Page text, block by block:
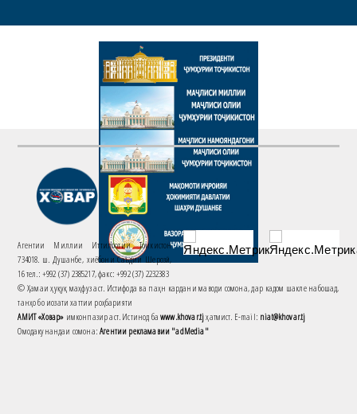
Агентии Миллии Иттилоотии Тоҷикистон
734018. ш. Душанбе, хиёбони Саъдии Шерозӣ,
16 тел.: +992 (37) 2385217, факс: +992 (37) 2232383
© Ҳамаи ҳуқуқ маҳфуз аст. Истифода ва паҳн кардани маводи сомона, дар кадом шакле набошад,
танҳо бо иҷозати хаттии роҳбарияти
АМИТ «Ховар» имконпазир аст. Истинод баwww.khovar.tjҳатмист. E-mail: niat@khovar.tj
Омодакунандаи сомона:Агентии рекламавии "adMedia"